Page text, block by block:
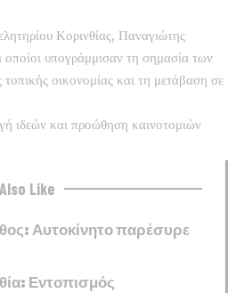
Κορινθίας, Παναγιώτης
υπογράμμισαν τη σημασία των
οικονομίας και τη μετάβαση σε
ιδεών και προώθηση καινοτομιών
Like
Αυτοκίνητο παρέσυρε
Εντοπισμός